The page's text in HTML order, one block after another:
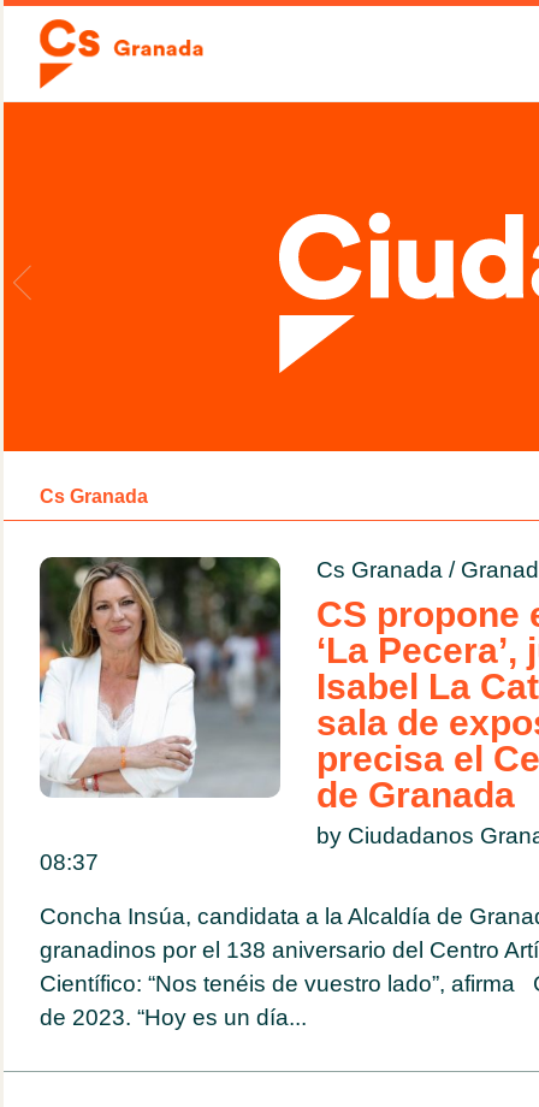
Cs Granada
Cs Granada /
CS propone
‘La
Isabel La
sala de
precisa el
de Granada
by Ciudadanos
08:37
Concha Insúa, candidata a la Alcaldía de
granadinos por el 138 aniversario del Centro
Científico: “Nos tenéis de vuestro lado”, afirma
de 2023. “Hoy es un día...